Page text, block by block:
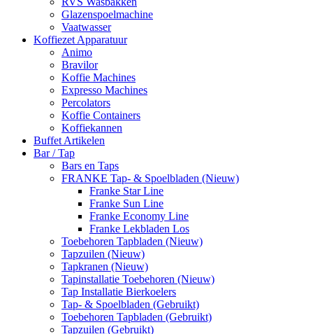
Glazenspoelmachine
Vaatwasser
Koffiezet Apparatuur
Animo
Bravilor
Koffie Machines
Expresso Machines
Percolators
Koffie Containers
Koffiekannen
Buffet Artikelen
Bar / Tap
Bars en Taps
FRANKE Tap- & Spoelbladen (Nieuw)
Franke Star Line
Franke Sun Line
Franke Economy Line
Franke Lekbladen Los
Toebehoren Tapbladen (Nieuw)
Tapzuilen (Nieuw)
Tapkranen (Nieuw)
Tapinstallatie Toebehoren (Nieuw)
Tap Installatie Bierkoelers
Tap- & Spoelbladen (Gebruikt)
Toebehoren Tapbladen (Gebruikt)
Tapzuilen (Gebruikt)